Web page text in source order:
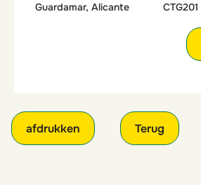
Guardamar, Alicante CTG201
afdrukken Terug